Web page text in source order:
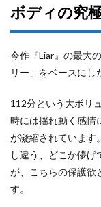
ボディの究
今作『Liar』の最大
リー」をベースにし
112分という大ボリ
時には揺れ動く感情
が凝縮されています
し違う、どこか儚
が、こちらの保護欲
す。